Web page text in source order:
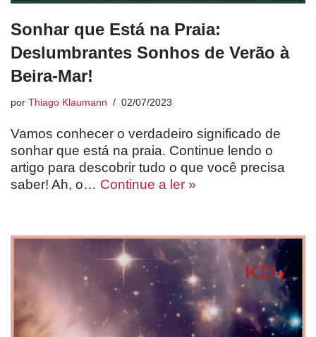
Sonhar que Está na Praia:
Deslumbrantes Sonhos de Verão à
Beira-Mar!
por Thiago Klaumann 02/07/2023
Vamos conhecer o verdadeiro significado de
sonhar que está na praia. Continue lendo o
artigo para descobrir tudo o que você precisa
saber! Ah, o… Continue a ler »